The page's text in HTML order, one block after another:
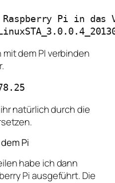
Pi in das
dem PI verbinden
natürlich durch die
Pi
habe ich dann
Pi ausgeführt. Die